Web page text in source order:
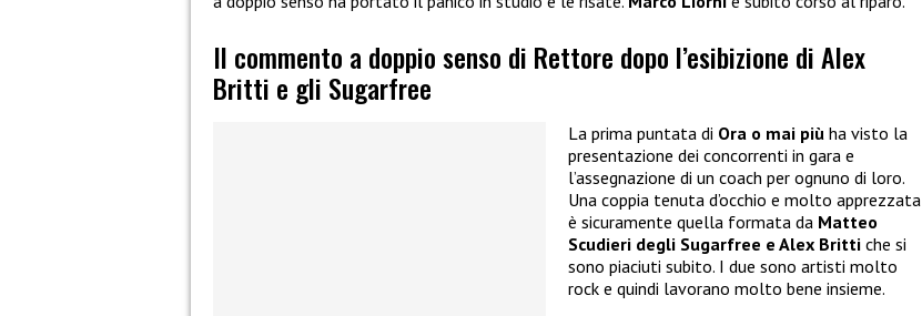
Il commento a doppio senso di Rettore dopo l’esibizione di Alex
Britti e gli Sugarfree
La prima puntata di Ora o mai più ha visto la
presentazione dei concorrenti in gara e
l’assegnazione di un coach per ognuno di loro.
Una coppia tenuta d’occhio e molto apprezzata
è sicuramente quella formata da Matteo
Scudieri degli Sugarfree e Alex Britti che si
sono piaciuti subito. I due sono artisti molto
rock e quindi lavorano molto bene insieme.